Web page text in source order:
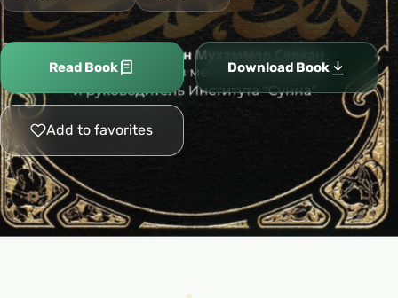
Read Book Download Book
Add to favorites